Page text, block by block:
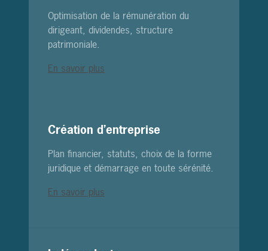
Optimisation de la rémunération du
dirigeant, dividendes, structure
patrimoniale.
En savoir plus
Création d’entreprise
Plan financier, statuts, choix de la forme
juridique et démarrage en toute sérénité.
En savoir plus